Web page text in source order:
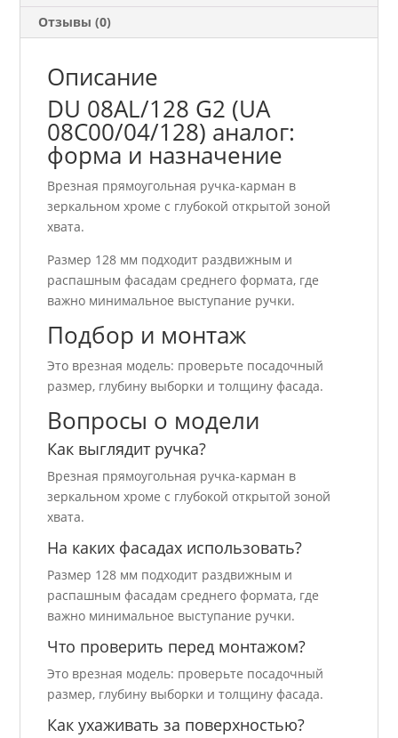
Отзывы (0)
Описание
DU 08AL/128 G2 (UA
08C00/04/128) аналог:
форма и назначение
Врезная прямоугольная ручка-карман в
зеркальном хроме с глубокой открытой зоной
хвата.
Размер 128 мм подходит раздвижным и
распашным фасадам среднего формата, где
важно минимальное выступание ручки.
Подбор и монтаж
Это врезная модель: проверьте посадочный
размер, глубину выборки и толщину фасада.
Вопросы о модели
Как выглядит ручка?
Врезная прямоугольная ручка-карман в
зеркальном хроме с глубокой открытой зоной
хвата.
На каких фасадах использовать?
Размер 128 мм подходит раздвижным и
распашным фасадам среднего формата, где
важно минимальное выступание ручки.
Что проверить перед монтажом?
Это врезная модель: проверьте посадочный
размер, глубину выборки и толщину фасада.
Как ухаживать за поверхностью?